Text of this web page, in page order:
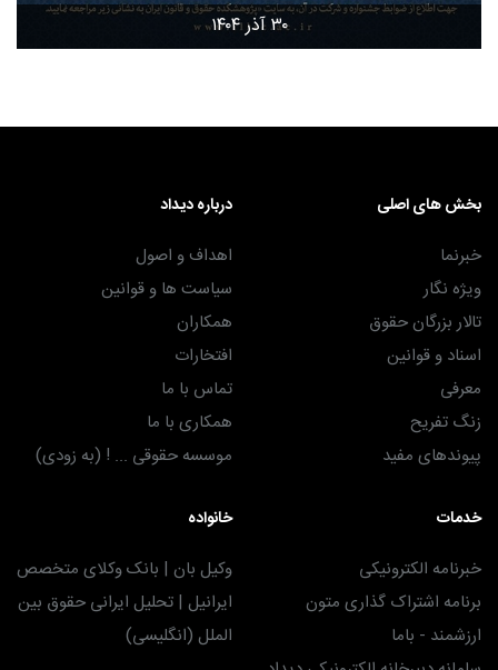
۳۰ آذر ۱۴۰۴
بخش های اصلی
خبرنما
ویژه نگار
تالار بزرگان حقوق
اسناد و قوانین
معرفی
زنگ تفریح
پیوندهای مفید
درباره دیداد
اهداف و اصول
سیاست ها و قوانین
همکاران
افتخارات
تماس با ما
همکاری با ما
موسسه حقوقی ... ! (به زودی)
خدمات
خبرنامه الکترونیکی
برنامه اشتراک گذاری متون
ارزشمند - باما
خانواده
وکیل بان | بانک وکلای متخصص
ایرانیل | تحلیل ایرانی حقوق بین
الملل (انگلیسی)